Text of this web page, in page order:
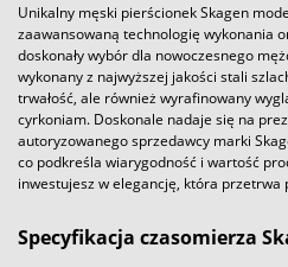
Unikalny męski pierścionek Skagen
zaawansowaną technologię wykonania
doskonały wybór dla nowoczesnego
wykonany z najwyższej jakości stali
trwałość, ale również wyrafinowany
cyrkoniam. Doskonale nadaje się na
autoryzowanego sprzedawcy marki
co podkreśla wiarygodność i wartość
inwestujesz w elegancję, która przetrwa
Specyfikacja czasomierza